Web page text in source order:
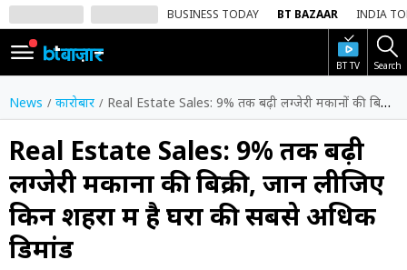
BUSINESS TODAY BT BAZAAR INDIA
BT TV Search
SIGN
IN
Dark
Mode
होम
शेयर
बाज़ार
News कारोबार Real Estate Sales: 9% तक बढ़ी लग्जेरी मकानों की बिक्री, जान लीजिए किन शहरों में है घरों की सबसे अधिक डिमांड
Real Estate Sales: 9% तक बढ़ी
लग्जेरी मकानों की बिक्री, जान लीजिए
किन शहरों में है घरों की सबसे अधिक
डिमांड